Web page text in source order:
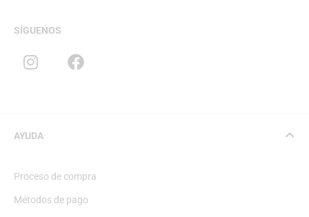
SÍGUENOS
AYUDA
Proceso de compra
Métodos de pago